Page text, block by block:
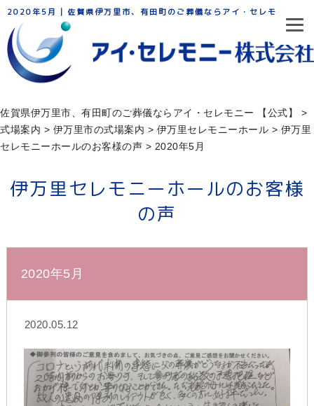
2020年5月 | 佐賀県伊万里市、有田町のご葬儀ならアイ・セレモニー
佐賀県伊万里市、有田町のご葬儀ならアイ・セレモニー 【公式】
>
式場案内 > 伊万里市の式場案内 > 伊万⾥セレモニーホール > 伊万里
セレモニーホールのお客様の声 > 2020年5月
伊万里セレモニーホールのお客様
の声
2020年5月
2020.05.12